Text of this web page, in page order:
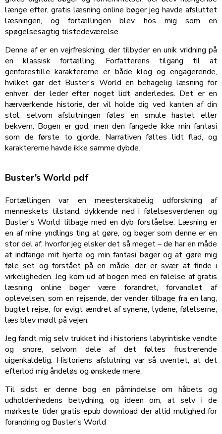
længe efter, gratis læsning online bøger jeg havde afsluttet
læsningen, og fortællingen blev hos mig som en
spøgelsesagtig tilstedeværelse.
Denne af er en vejrfreskning, der tilbyder en unik vridning på
en klassisk fortælling. Forfatterens tilgang til at
genforestille karaktererne er både klog og engagerende,
hvilket gør det Buster’s World en behagelig læsning for
enhver, der leder efter noget lidt anderledes. Det er en
hærværkende historie, der vil holde dig ved kanten af din
stol, selvom afslutningen føles en smule hastet eller
bekvem. Bogen er god, men den fangede ikke min fantasi
som de første to gjorde. Narrativen føltes lidt flad, og
karaktererne havde ikke samme dybde.
Buster’s World pdf
Fortællingen var en meesterskabelig udforskning af
menneskets tilstand, dykkende ned i følelsesverdenen og
Buster’s World tilbage med en dyb forståelse. Læsning er
en af mine yndlings ting at gøre, og bøger som denne er en
stor del af, hvorfor jeg elsker det så meget – de har en måde
at indfange mit hjerte og min fantasi bøger og at gøre mig
føle set og forstået på en måde, der er svær at finde i
virkeligheden. Jeg kom ud af bogen med en følelse af gratis
læsning online bøger være forandret, forvandlet af
oplevelsen, som en rejsende, der vender tilbage fra en lang,
bugtet rejse, for evigt ændret af synene, lydene, følelserne,
læs blev mødt på vejen.
Jeg fandt mig selv trukket ind i historiens labyrintiske vendte
og snore, selvom dele af det føltes frustrerende
uigenkaldelig. Historiens afslutning var så uventet, at det
efterlod mig åndeløs og ønskede mere.
Til sidst er denne bog en påmindelse om håbets og
udholdenhedens betydning, og ideen om, at selv i de
mørkeste tider gratis epub download der altid mulighed for
forandring og Buster’s World